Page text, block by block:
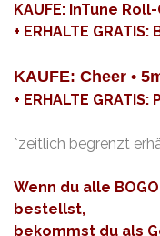
KAUFE: InTune Roll-
+ ERHALTE GRATIS:
KAUFE: Cheer •
+ ERHALTE GRATIS:
*zeitlich begrenzt
Wenn du alle
bestellst,
bekommst du als